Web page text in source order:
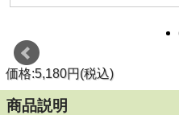
価格:5,180円(税込)
商品説明